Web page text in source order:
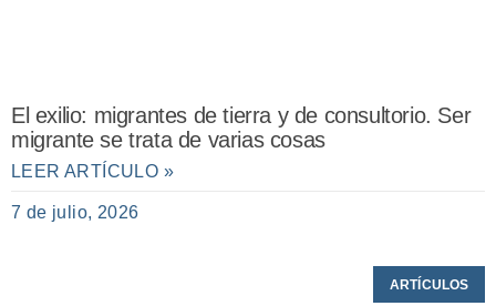
El exilio: migrantes de tierra y de consultorio. Ser
migrante se trata de varias cosas
LEER ARTÍCULO »
7 de julio, 2026
ARTÍCULOS